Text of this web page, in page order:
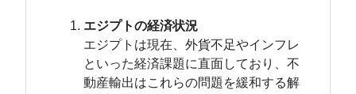
エジプトの経済状況
エジプトは現在、外貨不足やインフレ
といった経済課題に直面しており、不
動産輸出はこれらの問題を緩和する解